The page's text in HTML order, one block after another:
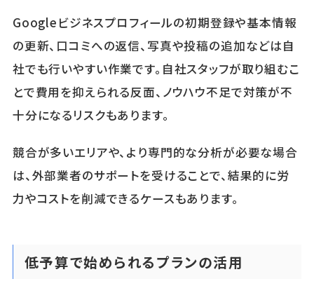
Googleビジネスプロフィールの初期登録や基本情報
の更新、口コミへの返信、写真や投稿の追加などは自
社でも行いやすい作業です。自社スタッフが取り組むこ
とで費用を抑えられる反面、ノウハウ不足で対策が不
十分になるリスクもあります。
競合が多いエリアや、より専門的な分析が必要な場合
は、外部業者のサポートを受けることで、結果的に労
力やコストを削減できるケースもあります。
低予算で始められるプランの活用